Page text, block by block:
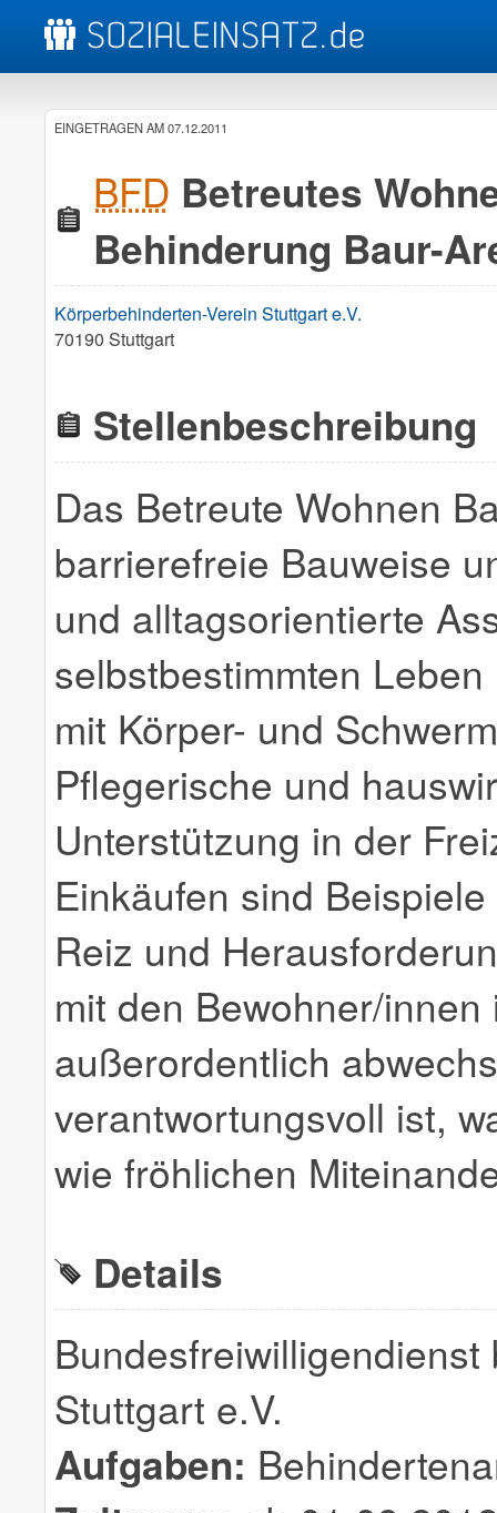
EINGETRAGEN AM 07.12.2011
BFD Betreutes
Behinderung Baur-
Körperbehinderten-Verein Stuttgart e.V.
70190 Stuttgart
Stellenbeschreibung
Das Betreute Wohnen
barrierefreie Bauweise
und alltagsorientierte
selbstbestimmten
mit Körper- und
Pflegerische und
Unterstützung in der
Einkäufen sind
Reiz und
mit den Bewohner/
außerordentlich
verantwortungsvoll ist,
wie fröhlichen
Details
Stuttgart e.V.
Aufgaben: